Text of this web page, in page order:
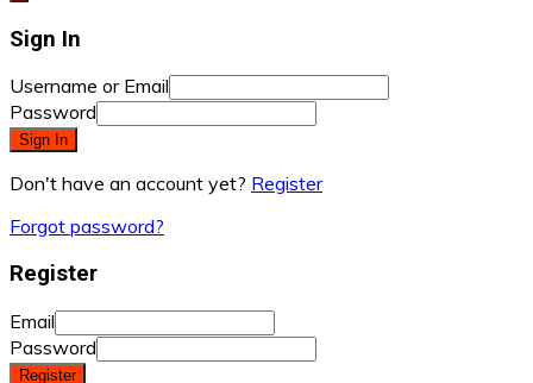
Sign In
Username or Email
Password
Sign In
Don't have an account yet? Register
Forgot password?
Register
Email
Password
Register